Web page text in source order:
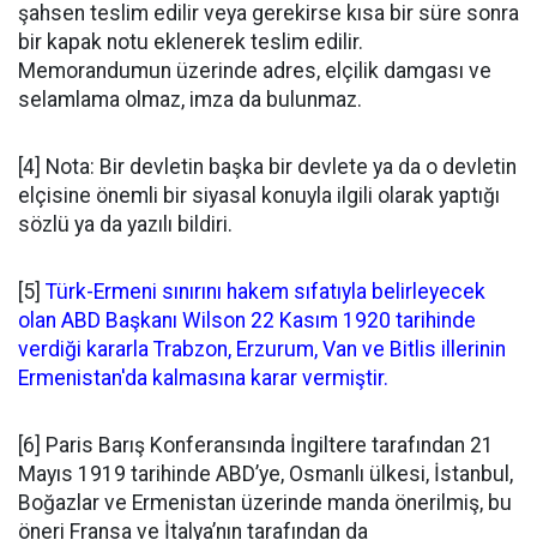
şahsen teslim edilir veya gerekirse kısa bir süre sonra
bir kapak notu eklenerek teslim edilir.
Memorandumun üzerinde adres, elçilik damgası ve
selamlama olmaz, imza da bulunmaz.
[4] Nota: Bir devletin başka bir devlete ya da o devletin
elçisine önemli bir siyasal konuyla ilgili olarak yaptığı
sözlü ya da yazılı bildiri.
[5] Türk-Ermeni sınırını hakem sıfatıyla belirleyecek
olan ABD Başkanı Wilson 22 Kasım 1920 tarihinde
verdiği kararla Trabzon, Erzurum, Van ve Bitlis illerinin
Ermenistan'da kalmasına karar vermiştir.
[6] Paris Barış Konferansında İngiltere tarafından 21
Mayıs 1919 tarihinde ABD’ye, Osmanlı ülkesi, İstanbul,
Boğazlar ve Ermenistan üzerinde manda önerilmiş, bu
öneri Fransa ve İtalya’nın tarafından da